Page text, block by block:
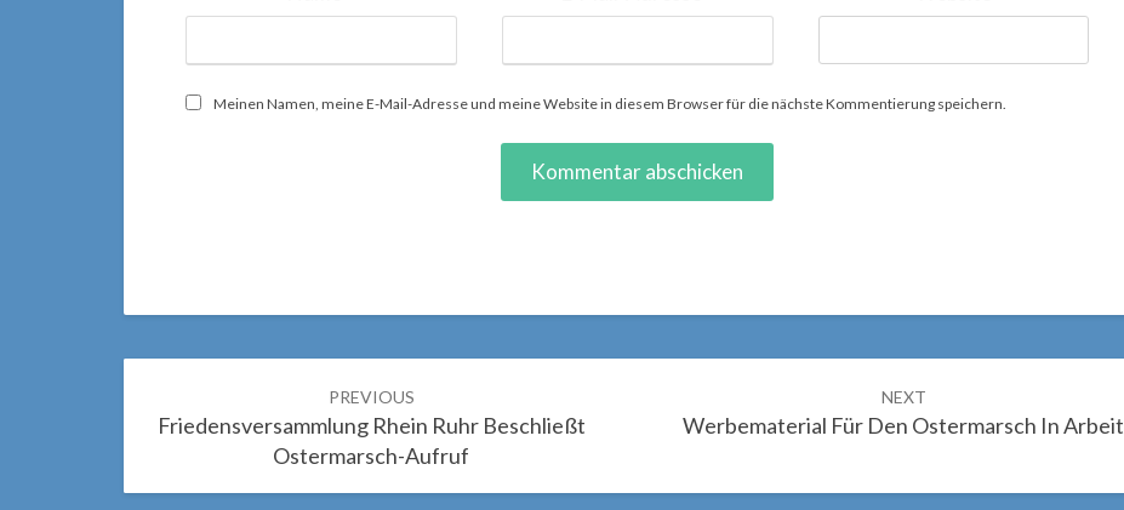
Meinen Namen, meine E-Mail-Adresse und meine Website in diesem Browser für die nächste Kommentierung speichern.
navigation
PREVIOUS
Friedensversammlung Rhein Ruhr Beschließt
Ostermarsch-Aufruf
NEXT
Werbematerial Für Den Ostermarsch In Arbeit